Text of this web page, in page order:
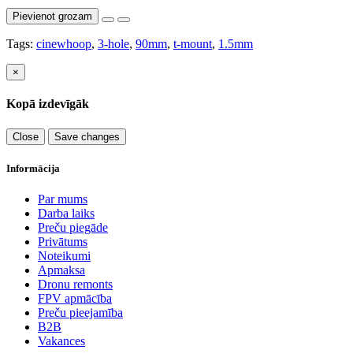
Pievienot grozam
Tags: cinewhoop, 3-hole, 90mm, t-mount, 1.5mm
×
Kopā izdevīgāk
Close Save changes
Informācija
Par mums
Darba laiks
Preču piegāde
Privātums
Noteikumi
Apmaksa
Dronu remonts
FPV apmācība
Preču pieejamība
B2B
Vakances